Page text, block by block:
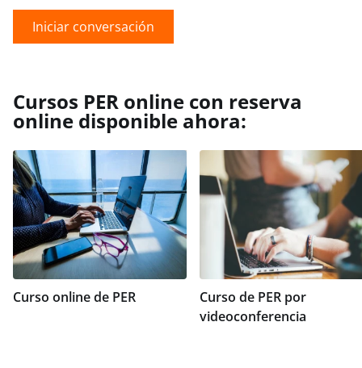
Iniciar conversación
Cursos PER online con reserva
online disponible ahora:
Curso online de PER
Curso de PER por
videoconferencia